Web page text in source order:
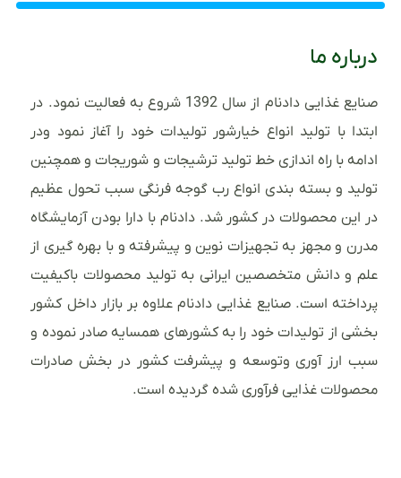
درباره ما
صنایع غذایی دادنام از سال 1392 شروع به فعالیت نمود. در
ابتدا با تولید انواع خیارشور تولیدات خود را آغاز نمود ودر
ادامه با راه اندازی خط تولید ترشیجات و شوریجات و همچنین
تولید و بسته بندی انواع رب گوجه فرنگی سبب تحول عظیم
در این محصولات در کشور شد. دادنام با دارا بودن آزمایشگاه
مدرن و مجهز به تجهیزات نوین و پیشرفته و با بهره گیری از
علم و دانش متخصصین ایرانی به تولید محصولات باکیفیت
پرداخته است. صنایع غذایی دادنام علاوه بر بازار داخل کشور
بخشی از تولیدات خود را به کشورهای همسایه صادر نموده و
سبب ارز آوری وتوسعه و پیشرفت کشور در بخش صادرات
محصولات غذایی فرآوری شده گردیده است.